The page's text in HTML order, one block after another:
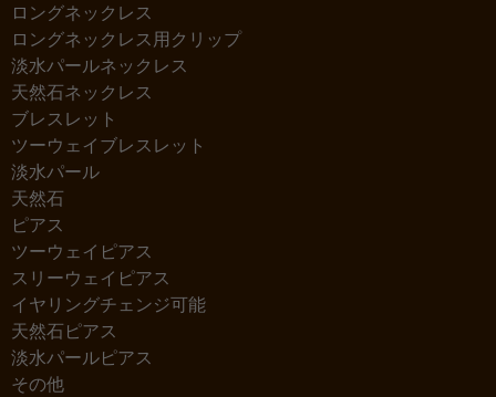
ロングネックレス
ロングネックレス用クリップ
淡水パールネックレス
天然石ネックレス
ブレスレット
ツーウェイブレスレット
淡水パール
天然石
ピアス
ツーウェイピアス
スリーウェイピアス
イヤリングチェンジ可能
天然石ピアス
淡水パールピアス
その他